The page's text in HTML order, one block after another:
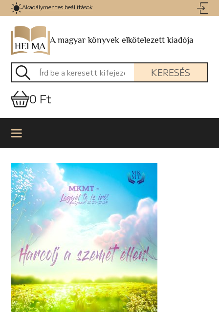
Akadálymentes beállítások
A magyar könyvek elkötelezett kiadója
KERESÉS
0 Ft